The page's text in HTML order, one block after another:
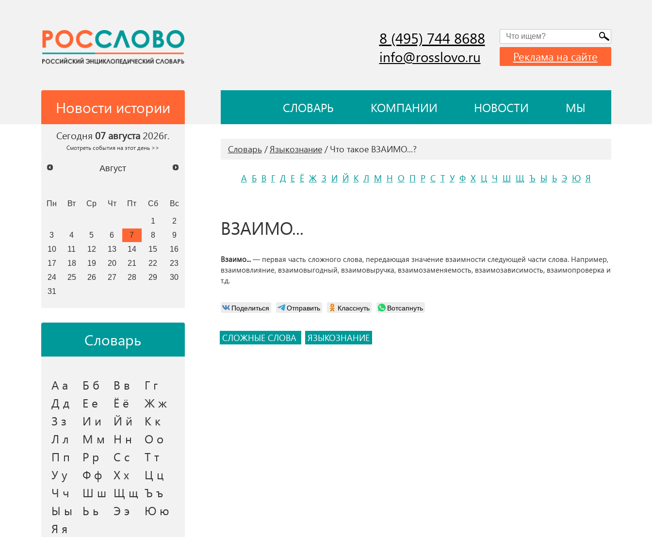
8 (495) 744 8688
info@rosslovo.ru Реклама на сайте
Новости истории СЛОВАРЬ КОМПАНИИ НОВОСТИ МЫ
Сегодня 07 августа 2026г.
Смотреть события на этот день >>
Август
Пн Вт Ср Чт Пт Сб Вс
1
2
3
4 5 6 7 8
9
10
11 12 13 14 15
16
17
18 19 20 21 22
23
24
25 26 27 28 29
30
31
Словарь
А а Б б В в
Г г
Д д
Е е Ё ё
Ж ж
З з
И и Й й
К к
Л л
М м Н н
О о
П п
Р р С с
Т т
У у
Ф ф Х х
Ц ц
Ч ч
Ш ш Щ щ Ъ ъ
Ы ы
Ь ь Э э
Ю ю
Я я
Словарь Языкознание Что такое ВЗАИМО...?
А Б В Г Д Е Ё Ж З И Й К Л М Н О П Р С Т У Ф Х Ц Ч Ш Щ Ъ Ы Ь Э Ю Я
ВЗАИМО...
Взаимо...— первая часть сложного слова, передающая значение взаимности следующей части слова. Например,
взаимовлияние, взаимовыгодный, взаимовыручка, взаимозаменяемость, взаимозависимость, взаимопроверка и
т.д.
Поделиться Отправить Класснуть Вотсапнуть
СЛОЖНЫЕ СЛОВА ЯЗЫКОЗНАНИЕ